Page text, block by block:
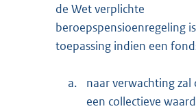
de Wet verplichte
beroepspensioenregeling
toepassing indien een
a.
naar verwachting zal
een collectieve